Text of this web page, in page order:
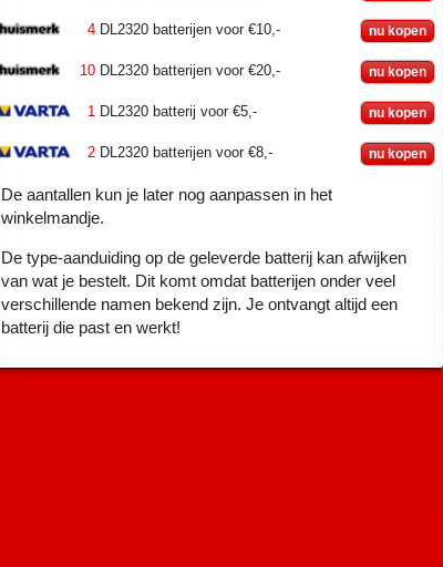
4 DL2320 batterijen voor €10,- nu kopen
10 DL2320 batterijen voor €20,- nu kopen
1 DL2320 batterij voor €5,- nu kopen
2 DL2320 batterijen voor €8,- nu kopen
De aantallen kun je later nog aanpassen in het
winkelmandje.
De type-aanduiding op de geleverde batterij kan afwijken
van wat je bestelt. Dit komt omdat batterijen onder veel
verschillende namen bekend zijn. Je ontvangt altijd een
batterij die past en werkt!